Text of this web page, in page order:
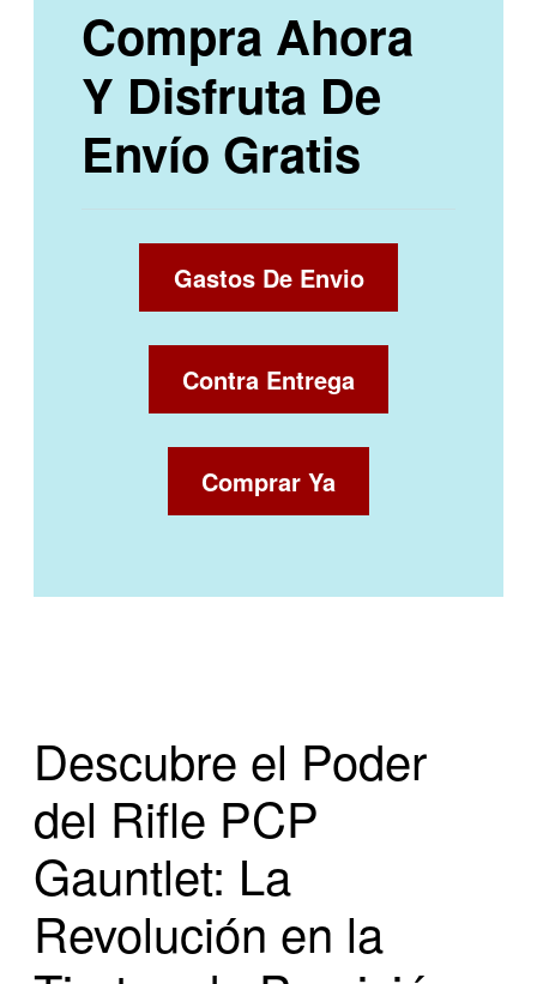
Compra Ahora
Y Disfruta De
Envío Gratis
Gastos De Envio
Contra Entrega
Comprar Ya
Descubre el Poder
del Rifle PCP
Gauntlet: La
Revolución en la